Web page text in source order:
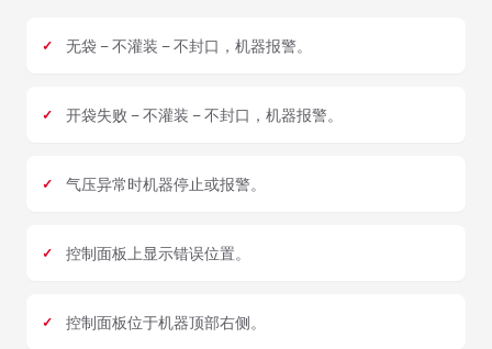
无袋 – 不灌装 – 不封口，机器报警。
开袋失败 – 不灌装 – 不封口，机器报警。
气压异常时机器停止或报警。
控制面板上显示错误位置。
控制面板位于机器顶部右侧。